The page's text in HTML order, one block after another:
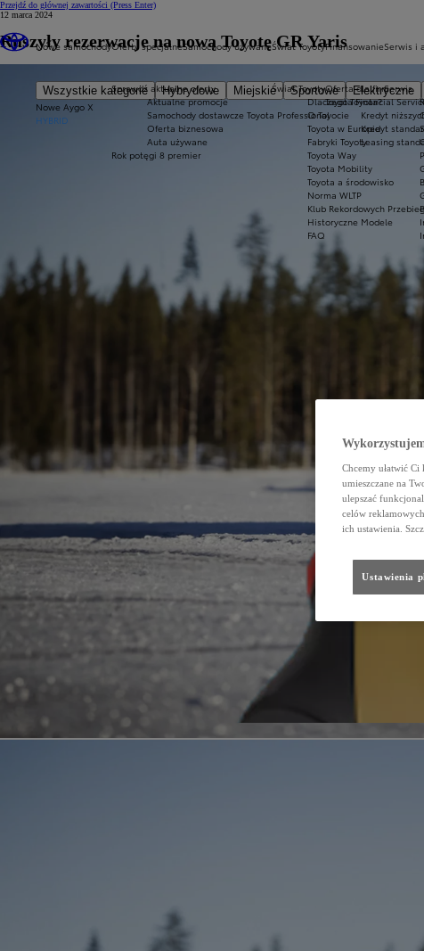
Przejdź do głównej zawartości (Press Enter)
Nowe samochody
Wszystkie kategorie Hybrydowe Miejskie Sportowe Elektryczne
Nowe Aygo X
HYBRID
Oferty specjalne
Sprawdź aktualne oferty
Aktualne promocje
Samochody dostawcze Toyota Professional
Oferta biznesowa
Auta używane
Rok potęgi 8 premier
Samochody używaneŚwiat Toyoty
Świat Toyoty
Dlaczego Toyota?
O Toyocie
Toyota w Europie
Fabryki Toyoty
Toyota Way
Toyota Mobility
Toyota a środowisko
Norma WLTP
Klub Rekordowych
Historyczne Modele
FAQ
Finansowanie
Oferta dla firm
Toyota Financial
Kredyt
Kredyt
Leasing
Serwis i
Serwis
12 marca 2024
Ruszyły rezerwacje na nową Toyotę GR Yaris
Chcemy ułatwić
umieszczane na
ulepszać
celów
ich ustawienia.
Ustawienia